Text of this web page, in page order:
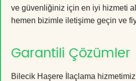
ve güvenliğiniz için en iyi hizmeti
hemen bizimle iletişime geçin ve
Garantili Çözümler
Bilecik Haşere İlaçlama